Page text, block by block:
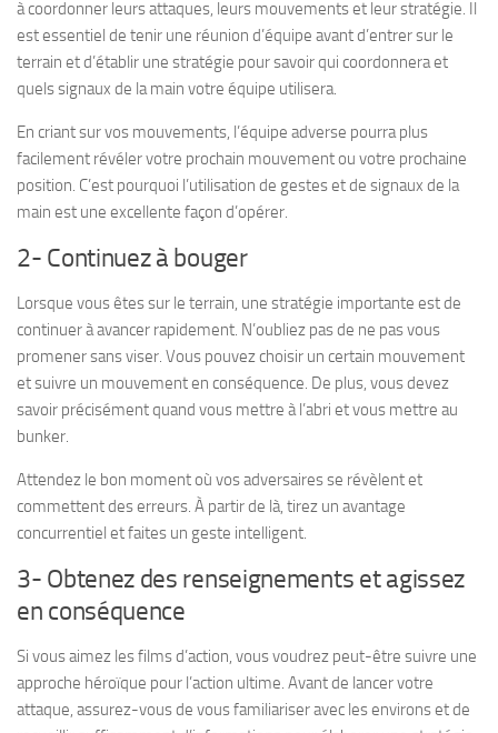
à coordonner leurs attaques, leurs mouvements et leur stratégie. Il
est essentiel de tenir une réunion d’équipe avant d’entrer sur le
terrain et d’établir une stratégie pour savoir qui coordonnera et
quels signaux de la main votre équipe utilisera.
En criant sur vos mouvements, l’équipe adverse pourra plus
facilement révéler votre prochain mouvement ou votre prochaine
position. C’est pourquoi l’utilisation de gestes et de signaux de la
main est une excellente façon d’opérer.
2- Continuez à bouger
Lorsque vous êtes sur le terrain, une stratégie importante est de
continuer à avancer rapidement. N’oubliez pas de ne pas vous
promener sans viser. Vous pouvez choisir un certain mouvement
et suivre un mouvement en conséquence. De plus, vous devez
savoir précisément quand vous mettre à l’abri et vous mettre au
bunker.
Attendez le bon moment où vos adversaires se révèlent et
commettent des erreurs. À partir de là, tirez un avantage
concurrentiel et faites un geste intelligent.
3- Obtenez des renseignements et agissez
en conséquence
Si vous aimez les films d’action, vous voudrez peut-être suivre une
approche héroïque pour l’action ultime. Avant de lancer votre
attaque, assurez-vous de vous familiariser avec les environs et de